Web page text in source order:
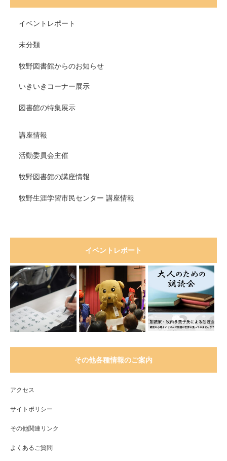
イベントレポート
未分類
牧野図書館からのお知らせ
いきいきコーナー展示
図書館の特集展示
講座情報
活動委員会主催
牧野図書館の講座情報
牧野生涯学習市民センター 講座情報
イベントレポート
その他各種情報のご案内
アクセス
サイトポリシー
その他関連リンク
よくあるご質問